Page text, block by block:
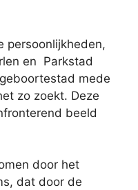
persoonlijkheden,
en Parkstad
mede
zo zoekt. Deze
beeld
door het
dat door de